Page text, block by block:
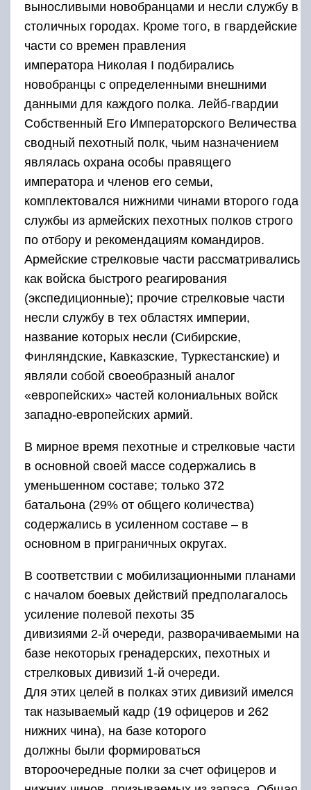
выносливыми новобранцами и несли службу в
столичных городах. Кроме того, в гвардейские
части со времен правления
императора Николая I подбирались
новобранцы с определенными внешними
данными для каждого полка. Лейб-гвардии
Собственный Его Императорского Величества
сводный пехотный полк, чьим назначением
являлась охрана особы правящего
императора и членов его семьи,
комплектовался нижними чинами второго года
службы из армейских пехотных полков строго
по отбору и рекомендациям командиров.
Армейские стрелковые части рассматривались
как войска быстрого реагирования
(экспедиционные); прочие стрелковые части
несли службу в тех областях империи,
название которых несли (Сибирские,
Финляндские, Кавказские, Туркестанские) и
являли собой своеобразный аналог
«европейских» частей колониальных войск
западно-европейских армий.
В мирное время пехотные и стрелковые части
в основной своей массе содержались в
уменьшенном составе; только 372
батальона (29% от общего количества)
содержались в усиленном составе – в
основном в приграничных округах.
В соответствии с мобилизационными планами
с началом боевых действий предполагалось
усиление полевой пехоты 35
дивизиями 2-й очереди, разворачиваемыми на
базе некоторых гренадерских, пехотных и
стрелковых дивизий 1-й очереди.
Для этих целей в полках этих дивизий имелся
так называемый кадр (19 офицеров и 262
нижних чина), на базе которого
должны были формироваться
второочередные полки за счет офицеров и